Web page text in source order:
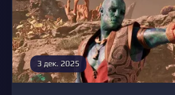
3 дек. 2025